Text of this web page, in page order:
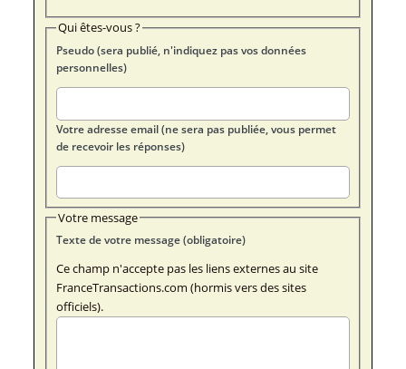
Qui êtes-vous ?
Pseudo (sera publié, n'indiquez pas vos données
personnelles)
Votre adresse email (ne sera pas publiée, vous permet
de recevoir les réponses)
Votre message
Texte de votre message (obligatoire)
Ce champ n'accepte pas les liens externes au site
FranceTransactions.com (hormis vers des sites
officiels).